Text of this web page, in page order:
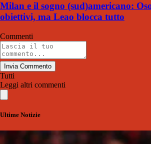
Milan e il sogno (sud)americano:
obiettivi, ma Leao blocca tutto
Commenti
Invia Commento
Tutti
Leggi altri commenti
Ultime Notizie